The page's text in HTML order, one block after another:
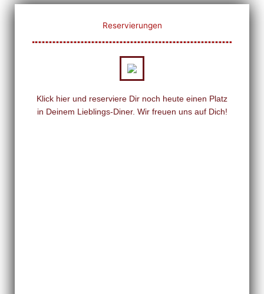
Reservierungen
Klick hier und reserviere Dir noch heute einen Platz
in Deinem Lieblings-Diner. Wir freuen uns auf Dich!